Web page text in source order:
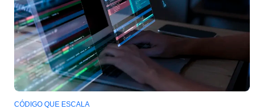
CÓDIGO QUE ESCALA